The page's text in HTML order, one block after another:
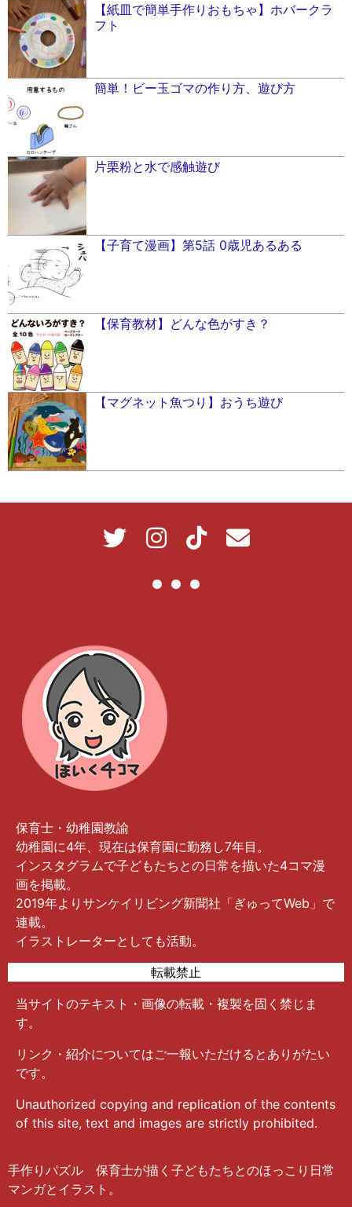
【紙皿で簡単手作りおもちゃ】ホバークラ
フト
簡単！ビー玉ゴマの作り方、遊び方
片栗粉と水で感触遊び
【子育て漫画】第5話 0歳児あるある
【保育教材】どんな色がすき？
【マグネット魚つり】おうち遊び
保育士・幼稚園教諭
幼稚園に4年、現在は保育園に勤務し7年目。
インスタグラムで子どもたちとの日常を描いた4コマ漫
画を掲載。
2019年よりサンケイリビング新聞社「ぎゅってWeb」で
連載。
イラストレーターとしても活動。
転載禁止
当サイトのテキスト・画像の転載・複製を固く禁じま
す。
リンク・紹介についてはご一報いただけるとありがたい
です。
Unauthorized copying and replication of the contents
of this site, text and images are strictly prohibited.
手作りパズル 保育士が描く子どもたちとのほっこり日常
マンガとイラスト。